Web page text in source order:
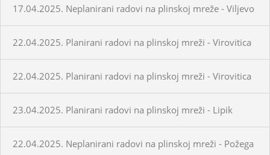
17.04.2025. Neplanirani radovi na plinskoj mreže - Viljevo
22.04.2025. Planirani radovi na plinskoj mreži - Virovitica
22.04.2025. Planirani radovi na plinskoj mreži - Virovitica
23.04.2025. Planirani radovi na plinskoj mreži - Lipik
22.04.2025. Neplanirani radovi na plinskoj mreži - Požega